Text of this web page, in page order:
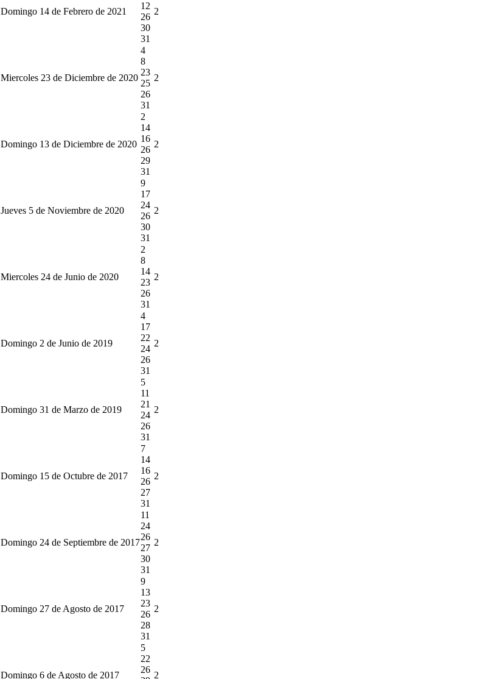
Domingo 14 de Febrero de 2021
12
26
30
31
2
Miercoles 23 de Diciembre de 2020
4
8
23
25
26
31
2
Domingo 13 de Diciembre de 2020
2
14
16
26
29
31
2
Jueves 5 de Noviembre de 2020
9
17
24
26
30
31
2
Miercoles 24 de Junio de 2020
2
8
14
23
26
31
2
Domingo 2 de Junio de 2019
4
17
22
24
26
31
2
Domingo 31 de Marzo de 2019
5
11
21
24
26
31
2
Domingo 15 de Octubre de 2017
7
14
16
26
27
31
2
Domingo 24 de Septiembre de 2017
11
24
26
27
30
31
2
Domingo 27 de Agosto de 2017
9
13
23
26
28
31
2
Domingo 6 de Agosto de 2017
5
22
26
2